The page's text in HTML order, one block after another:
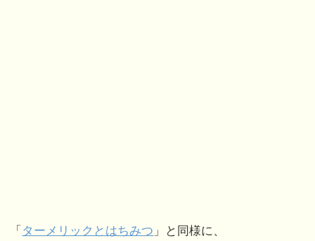
「 ターメリックとはちみつ 」と同様に、